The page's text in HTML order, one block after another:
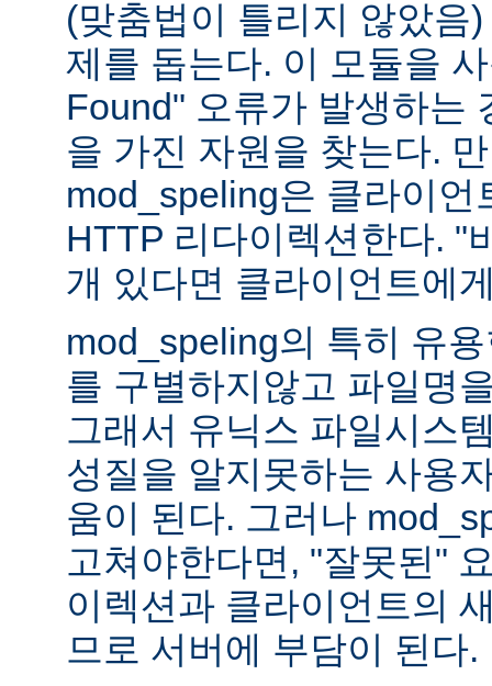
(맞춤법이 틀리지 않았음
제를 돕는다. 이 모듈을
Found" 오류가 발생하는
을 가진 자원을 찾는다.
mod_speling은 클라이언
HTTP 리다이렉션한다. "
개 있다면 클라이언트에
mod_speling의 특히 유
를 구별하지않고 파일명
그래서 유닉스 파일시스
성질을 알지못하는 사용
움이 된다. 그러나
고쳐야한다면, "잘못된"
이렉션과 클라이언트의
므로 서버에 부담이 된다.